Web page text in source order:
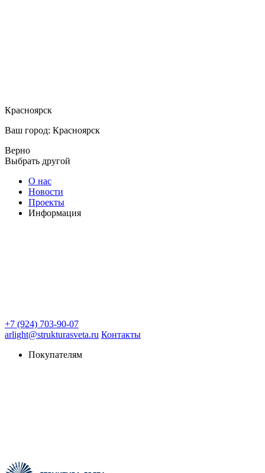
Красноярск
Ваш город: Красноярск
Верно
Выбрать другой
О нас
Новости
Проекты
Информация
+7 (924) 703-90-07
arlight@strukturasveta.ru Контакты
Покупателям